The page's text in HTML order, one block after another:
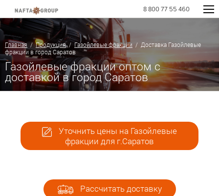
8 800 77 55 460
Главная /Продукция/ Газойлевые фракции / Доставка Газойлевые
фракции в город Саратов
Газойлевые фракции оптом с
доставкой в город Саратов
Уточнить цены на Газойлевые
фракции для г.Саратов
Рассчитать доставку